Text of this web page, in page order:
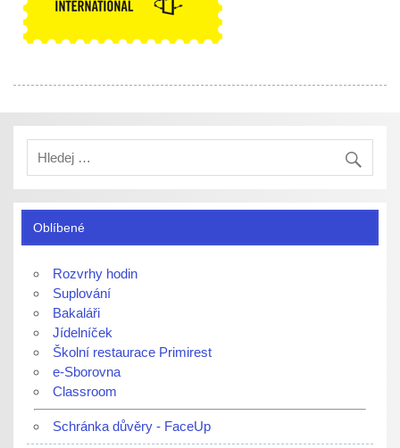
Oblíbené
Rozvrhy hodin
Suplování
Bakaláři
Jídelníček
Školní restaurace Primirest
e-Sborovna
Classroom
Schránka důvěry - FaceUp